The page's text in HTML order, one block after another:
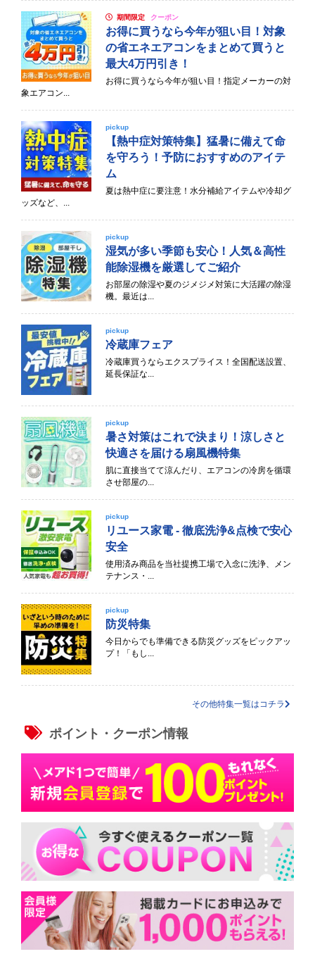
期間限定 クーポン
お得に買うなら今年が狙い目！対象
の省エネエアコンをまとめて買うと
最大4万円引き！
お得に買うなら今年が狙い目！指定メーカーの対
象エアコン...
pickup
【熱中症対策特集】猛暑に備えて命
を守ろう！予防におすすめのアイテ
ム
夏は熱中症に要注意！水分補給アイテムや冷却グ
ッズなど、...
pickup
湿気が多い季節も安心！人気＆高性
能除湿機を厳選してご紹介
お部屋の除湿や夏のジメジメ対策に大活躍の除湿
機。最近は...
pickup
冷蔵庫フェア
冷蔵庫買うならエクスプライス！全国配送設置、
延長保証な...
pickup
暑さ対策はこれで決まり！涼しさと
快適さを届ける扇風機特集
肌に直接当てて涼んだり、エアコンの冷房を循環
させ部屋の...
pickup
リユース家電 - 徹底洗浄&点検で安心
安全
使用済み商品を当社提携工場で入念に洗浄、メン
テナンス・...
pickup
防災特集
今日からでも準備できる防災グッズをピックアッ
プ！「もし...
その他特集一覧はコチラ
ポイント・クーポン情報